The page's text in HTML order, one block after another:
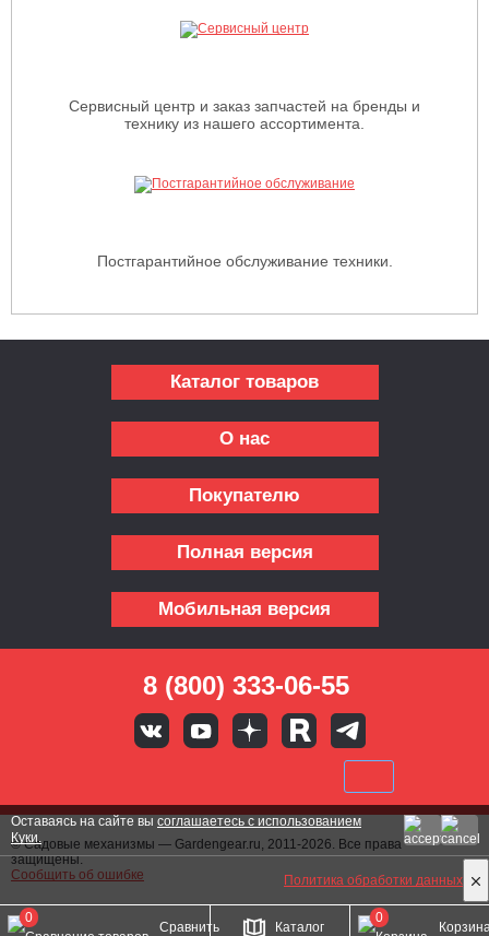
Сервисный центр и заказ запчастей на бренды и
технику из нашего ассортимента.
Постгарантийное обслуживание техники.
Каталог товаров
О нас
Покупателю
Полная версия
Мобильная версия
8 (800) 333-06-55
© Садовые механизмы — Gardengear.ru, 2011-2026. Все права
защищены.
Сообщить об ошибке
0
Каталог
Сравнить
0
Политика обработки данных
Оставаясь на сайте вы соглашаетесь с использованием
Куки.